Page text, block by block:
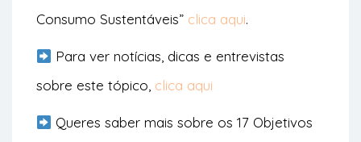
Consumo Sustentáveis” clica aqui.
Para ver notícias, dicas e entrevistas
sobre este tópico, clica aqui
Queres saber mais sobre os 17 Objetivos